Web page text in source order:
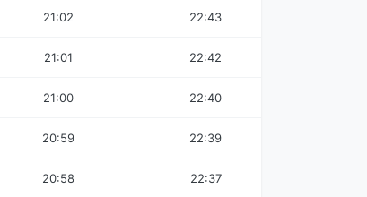
21:02 22:43
21:01 22:42
21:00 22:40
20:59 22:39
20:58 22:37